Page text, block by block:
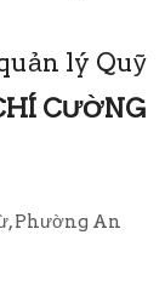
lý Quỹ
CƯỜNG
Phường An